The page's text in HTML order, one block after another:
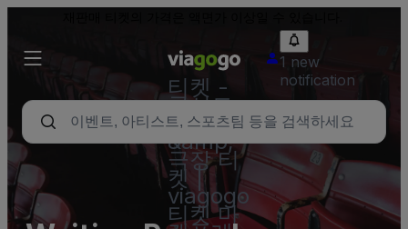
티켓 -
콘서트,
스포츠
&amp;
극장 티
켓 |
viagogo
티켓 마
1 new
notification